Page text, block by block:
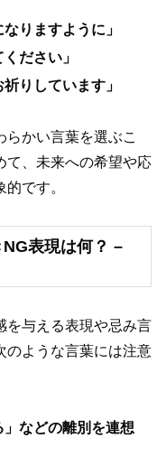
りますように」
ださい」
りしています」
かい言葉を選ぶこ
て、未来への希望や応
です。
表現は何？ –
を与える表現や忌み言
のような言葉には注意
」などの離別を連想